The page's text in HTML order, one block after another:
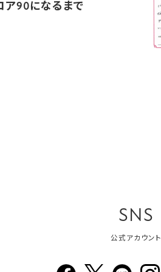
ア90になるまで
SNS
公式アカウント